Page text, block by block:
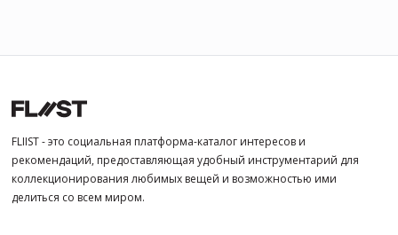
FLIIST - это социальная платформа-каталог интересов и
рекомендаций, предоставляющая удобный инструментарий для
коллекционирования любимых вещей и возможностью ими
делиться со всем миром.